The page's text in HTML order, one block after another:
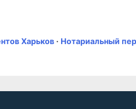
Харьков · Нотариальный